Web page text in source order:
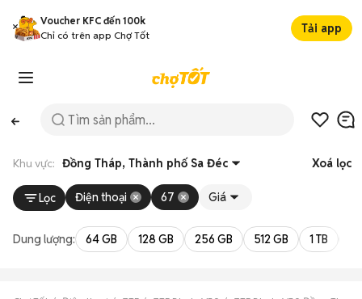
Voucher KFC đến 100k
Chỉ có trên app Chợ Tốt
Tải app
Khu vực: Đồng Tháp, Thành phố Sa Đéc Xoá lọc
Lọc Điện thoại 67 Giá
Dung lượng: 64 GB 128 GB 256 GB 512 GB 1 TB